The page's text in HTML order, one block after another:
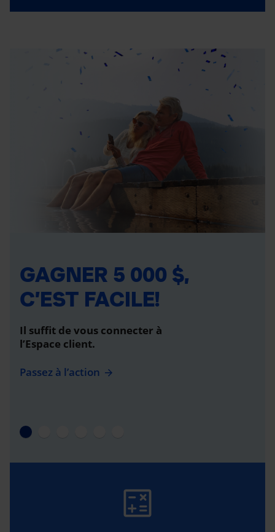
GAGNER 5 000 $,
C’EST FACILE!
Il suffit de vous connecter à
l’Espace client.
Passez à l’action